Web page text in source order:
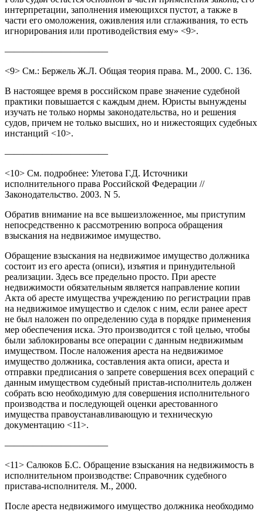
интерпретации, заполнения имеющихся пустот, а также в
части его омоложения, оживления или сглаживания, то есть
игнорирования или противодействия ему» <9>.
———————————
<9> См.: Бержель Ж.Л. Общая теория права. М., 2000. С. 136.
В настоящее время в российском праве значение судебной
практики повышается с каждым днем. Юристы вынуждены
изучать не только нормы законодательства, но и решения
судов, причем не только высших, но и нижестоящих судебных
инстанций <10>.
———————————
<10> См. подробнее: Улетова Г.Д. Источники
исполнительного права Российской Федерации //
Законодательство. 2003. N 5.
Обратив внимание на все вышеизложенное, мы приступим
непосредственно к рассмотрению вопроса обращения
взыскания на недвижимое имущество.
Обращение взыскания на недвижимое имущество должника
состоит из его ареста (описи), изъятия и принудительной
реализации. Здесь все предельно просто. При аресте
недвижимости обязательным является направление копии
Акта об аресте имущества учреждению по регистрации прав
на недвижимое имущество и сделок с ним, если ранее арест
не был наложен по определению суда в порядке применения
мер обеспечения иска. Это производится с той целью, чтобы
были заблокированы все операции с данным недвижимым
имуществом. После наложения ареста на недвижимое
имущество должника, составления акта описи, ареста и
отправки предписания о запрете совершения всех операций с
данным имуществом судебный пристав-исполнитель должен
собрать всю необходимую для совершения исполнительного
производства и последующей оценки арестованного
имущества правоустанавливающую и техническую
документацию <11>.
———————————
<11> Салюков Б.С. Обращение взыскания на недвижимость в
исполнительном производстве: Справочник судебного
пристава-исполнителя. М., 2000.
После ареста недвижимого имущество должника необходимо